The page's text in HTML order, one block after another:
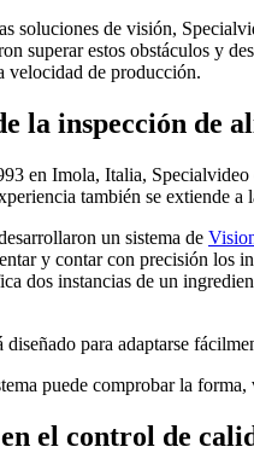
soluciones de visión,
superar estos obstáculos y
velocidad de producción.
la inspección de
en Imola, Italia,
también se extiende
un sistema de
y contar con precisión los
dos instancias de un
diseñado para adaptarse
puede comprobar la
el control de